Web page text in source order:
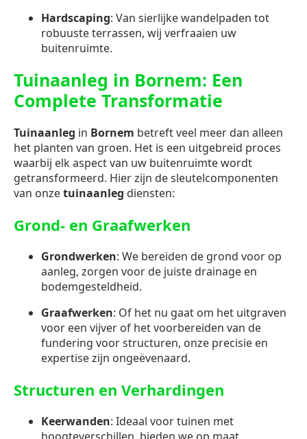
Hardscaping: Van sierlijke wandelpaden tot
robuuste terrassen, wij verfraaien uw
buitenruimte.
Tuinaanleg in Bornem: Een
Complete Transformatie
Tuinaanleg in Bornem betreft veel meer dan alleen
het planten van groen. Het is een uitgebreid proces
waarbij elk aspect van uw buitenruimte wordt
getransformeerd. Hier zijn de sleutelcomponenten
van onzetuinaanleg diensten:
Grond- en Graafwerken
Grondwerken: We bereiden de grond voor op
aanleg, zorgen voor de juiste drainage en
bodemgesteldheid.
Graafwerken: Of het nu gaat om het uitgraven
voor een vijver of het voorbereiden van de
fundering voor structuren, onze precisie en
expertise zijn ongeëvenaard.
Structuren en Verhardingen
Keerwanden: Ideaal voor tuinen met